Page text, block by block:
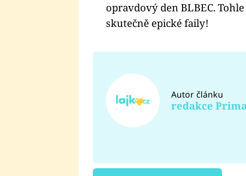
opravdový den BLBEC.
skutečně epické faily!
Autor článku
redakce